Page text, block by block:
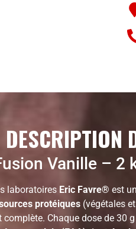
DESCRIPTION
Vanille – 2
laboratoires Eric Favre® est
protéiques (végétales
complète. Chaque dose de 30